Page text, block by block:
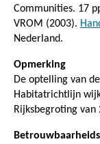
Communities. 17
VROM (2003).
Nederland.
Opmerking
De optelling van
Habitatrichtlijn
Rijksbegroting van